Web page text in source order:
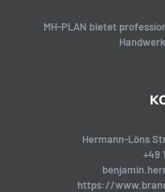
MH-PLAN bietet
Hermann-Löns
+49
https://